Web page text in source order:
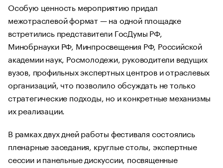
Особую ценность мероприятию придал
межотраслевой формат — на одной площадке
встретились представители ГосДумы РФ,
Минобрнауки РФ, Минпросвещения РФ, Российской
академии наук, Росмолодежи, руководители ведущих
вузов, профильных экспертных центров и отраслевых
организаций, что позволило обсуждать не только
стратегические подходы, но и конкретные механизмы
их реализации.
В рамках двух дней работы фестиваля состоялись
пленарные заседания, круглые столы, экспертные
сессии и панельные дискуссии, посвященные